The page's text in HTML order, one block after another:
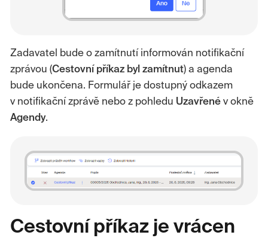
Zadavatel bude o zamítnutí informován notifikační
zprávou (Cestovní příkaz byl zamítnut) a agenda
bude ukončena. Formulář je dostupný odkazem
v notifikační zprávě nebo z pohledu Uzavřené v okně
Agendy.
Cestovní příkaz je vrácen